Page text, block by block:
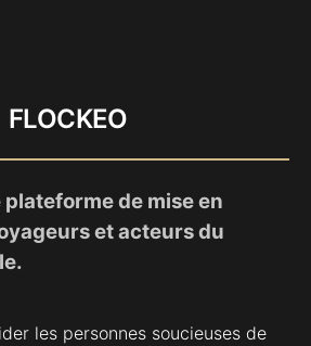
FLOCKEO
de mise en
et acteurs du
les personnes soucieuses de